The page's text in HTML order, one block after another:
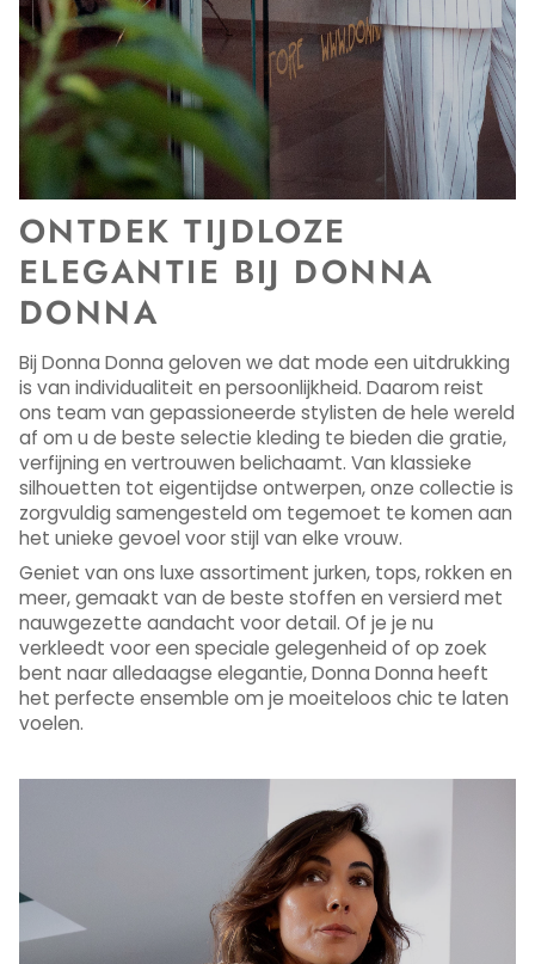
ONTDEK TIJDLOZE
ELEGANTIE BIJ DONNA
DONNA
Bij Donna Donna geloven we dat mode een uitdrukking
is van individualiteit en persoonlijkheid. Daarom reist
ons team van gepassioneerde stylisten de hele wereld
af om u de beste selectie kleding te bieden die gratie,
verfijning en vertrouwen belichaamt. Van klassieke
silhouetten tot eigentijdse ontwerpen, onze collectie is
zorgvuldig samengesteld om tegemoet te komen aan
het unieke gevoel voor stijl van elke vrouw.
Geniet van ons luxe assortiment jurken, tops, rokken en
meer, gemaakt van de beste stoffen en versierd met
nauwgezette aandacht voor detail. Of je je nu
verkleedt voor een speciale gelegenheid of op zoek
bent naar alledaagse elegantie, Donna Donna heeft
het perfecte ensemble om je moeiteloos chic te laten
voelen.